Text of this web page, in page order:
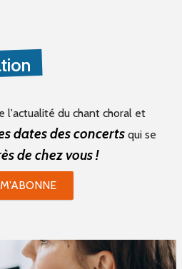
l'actualité du chant choral et
dates des concertsqui se
de chez vous !
M'ABONNE